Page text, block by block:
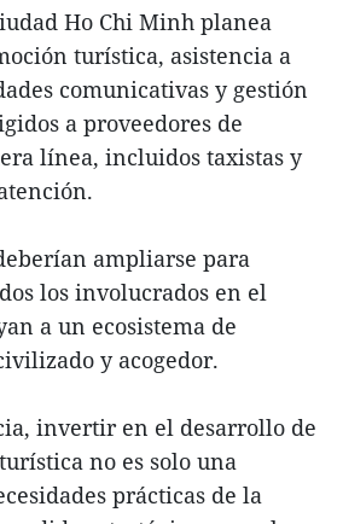
Ho Chi Minh planea
turística, asistencia a
comunicativas y gestión
a proveedores de
línea, incluidos taxistas y
ampliarse para
los involucrados en el
a un ecosistema de
y acogedor.
invertir en el desarrollo de
no es solo una
prácticas de la